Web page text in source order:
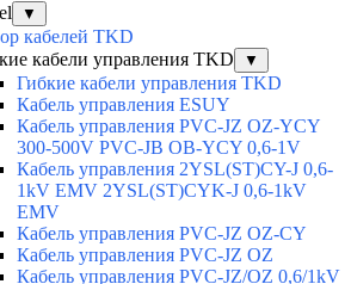
▼
кабелей TKD
кабели управления TKD
▼
Гибкие кабели управления TKD
Кабель управления ESUY
Кабель управления PVC-JZ OZ-YCY
300-500V PVC-JB OB-YCY 0,6-1V
Кабель управления 2YSL(ST)CY-J 0,6-
1kV EMV 2YSL(ST)CYK-J 0,6-1kV
EMV
Кабель управления PVC-JZ OZ-CY
Кабель управления PVC-JZ OZ
Кабель управления PVC-JZ/OZ 0,6/1kV